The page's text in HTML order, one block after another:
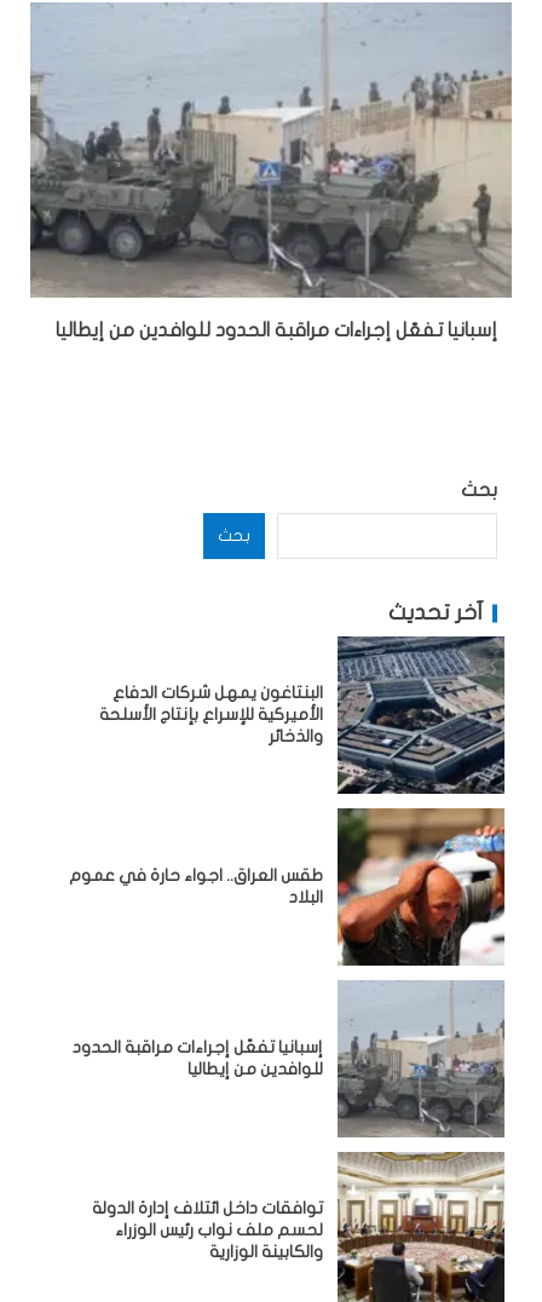
إسبانيا تفعّل إجراءات مراقبة الحدود للوافدين من إيطاليا
بحث
بحث
آخر تحديث
البنتاغون يمهل شركات الدفاع
الأميركية للإسراع بإنتاج الأسلحة
والذخائر
طقس العراق.. اجواء حارة في عموم
البلاد
إسبانيا تفعّل إجراءات مراقبة الحدود
للوافدين من إيطاليا
توافقات داخل ائتلاف إدارة الدولة
لحسم ملف نواب رئيس الوزراء
والكابينة الوزارية